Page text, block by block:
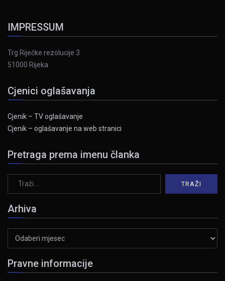
IMPRESSUM
Trg Riječke rezolucije 3
51000 Rijeka
Cjenici oglašavanja
Cjenik – TV oglašavanje
Cjenik – oglašavanje na web stranici
Pretraga prema imenu članka
Arhiva
Pravne informacije